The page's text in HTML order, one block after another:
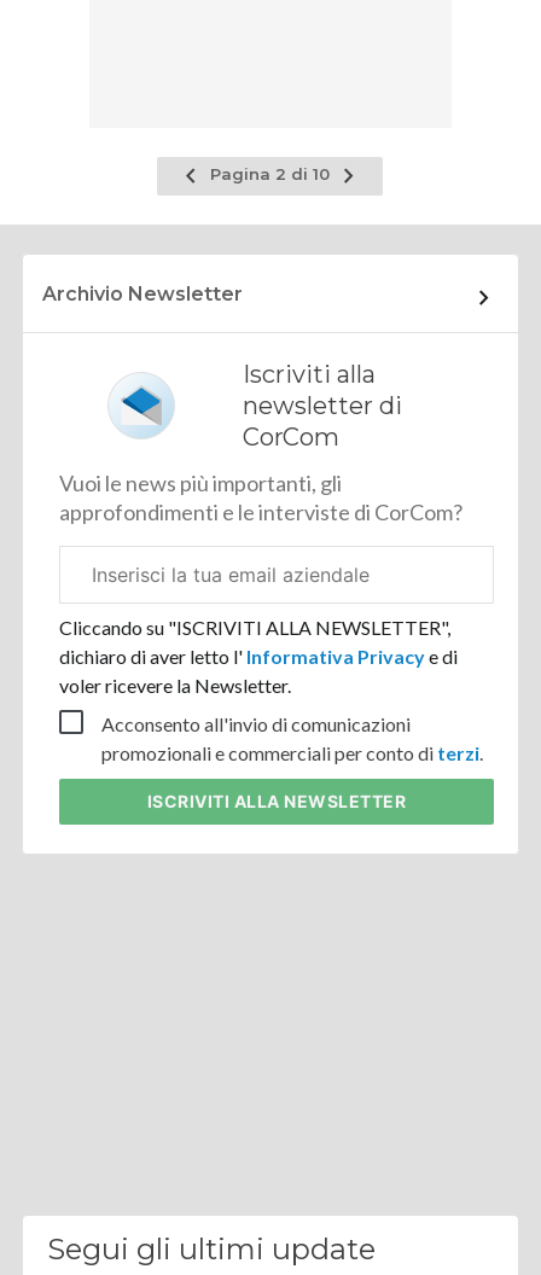
Pagina
precedente
Pagina 2 di 10
Pagina
successiva
Archivio Newsletter
Iscriviti alla
newsletter di
CorCom
Vuoi le news più importanti, gli
approfondimenti e le interviste di CorCom?
aziendale
Cliccando su "ISCRIVITI ALLA NEWSLETTER",
dichiaro di aver letto l' Informativa Privacye di
voler ricevere la Newsletter.
Acconsento all'invio di comunicazioni
promozionali e commerciali per conto di terzi.
ISCRIVITI ALLA NEWSLETTER
Segui gli ultimi update